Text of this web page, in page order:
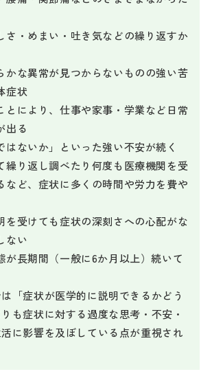
さ・めまい・吐き気などの繰り返すか
かな異常が見つからないものの強い苦
症状
とにより、仕事や家事・学業など日常
出る
はないか」といった強い不安が続く
繰り返し調べたり何度も医療機関を受
など、症状に多くの時間や労力を費や
を受けても症状の深刻さへの心配がな
ない
が長期間（一般に6か月以上）続いて
「症状が医学的に説明できるかどう
も症状に対する過度な思考・不安・
に影響を及ぼしている点が重視され